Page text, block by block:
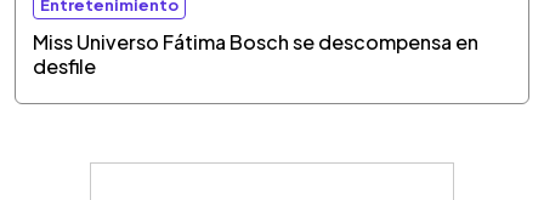
Entretenimiento
Miss Universo Fátima Bosch se descompensa en
desfile